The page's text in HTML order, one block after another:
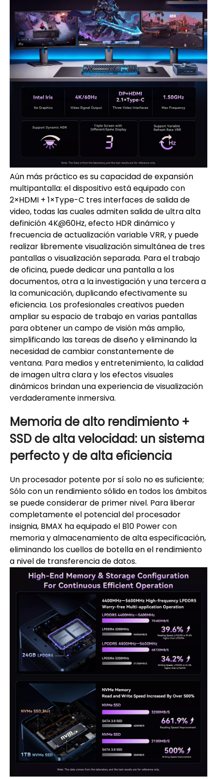
Aún más práctico es su capacidad de expansión
multipantalla: el dispositivo está equipado con
2×HDMI + 1×Type-C tres interfaces de salida de
video, todas las cuales admiten salida de ultra alta
definición 4K@60Hz, efecto HDR dinámico y
frecuencia de actualización variable VRR, y puede
realizar libremente visualización simultánea de tres
pantallas o visualización separada. Para el trabajo
de oficina, puede dedicar una pantalla a los
documentos, otra a la investigación y una tercera a
la comunicación, duplicando efectivamente su
eficiencia. Los profesionales creativos pueden
ampliar su espacio de trabajo en varias pantallas
para obtener un campo de visión más amplio,
simplificando las tareas de diseño y eliminando la
necesidad de cambiar constantemente de
ventana. Para medios y entretenimiento, la calidad
de imagen ultra clara y los efectos visuales
dinámicos brindan una experiencia de visualización
verdaderamente inmersiva.
Memoria de alto rendimiento +
SSD de alta velocidad: un sistema
perfecto y de alta eficiencia
Un procesador potente por sí solo no es suficiente;
Sólo con un rendimiento sólido en todos los ámbitos
se puede considerar de primer nivel. Para liberar
completamente el potencial del procesador
insignia, BMAX ha equipado el B10 Power con
memoria y almacenamiento de alta especificación,
eliminando los cuellos de botella en el rendimiento
a nivel de transferencia de datos.